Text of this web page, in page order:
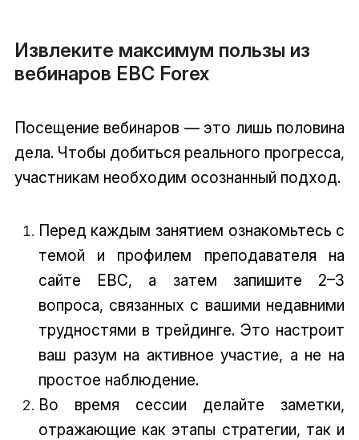
Извлеките максимум пользы из
вебинаров EBC Forex
Посещение вебинаров — это лишь половина
дела. Чтобы добиться реального прогресса,
участникам необходим осознанный подход.
Перед каждым занятием ознакомьтесь с
темой и профилем преподавателя на
сайте EBC, а затем запишите 2–3
вопроса, связанных с вашими недавними
трудностями в трейдинге. Это настроит
ваш разум на активное участие, а не на
простое наблюдение.
Во время сессии делайте заметки,
отражающие как этапы стратегии, так и